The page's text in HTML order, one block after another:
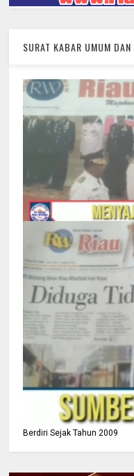
SURAT KABAR UMUM
Berdiri Sejak Tahun 2009